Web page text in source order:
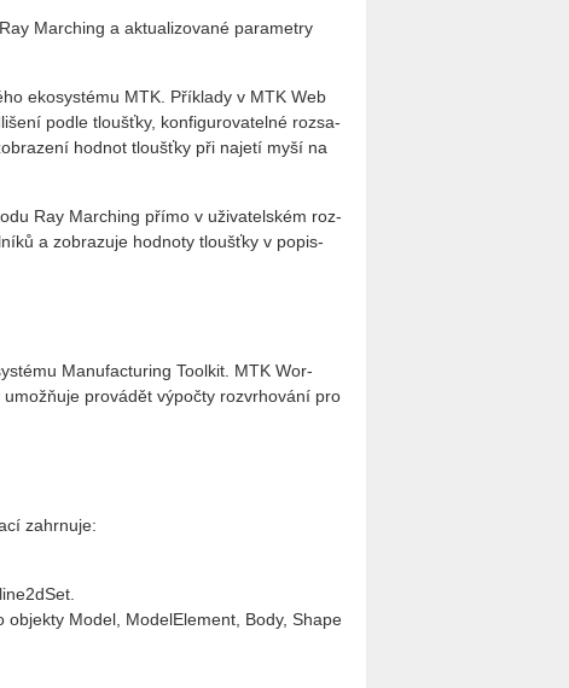
Mar­ching a ak­tu­a­li­zo­va­né pa­ra­me­t­ry
eko­sys­té­mu MTK. Pří­kla­dy v MTK Web
podle tloušť­ky, kon­fi­gu­ro­va­tel­né roz­sa­
hod­not tloušť­ky při na­je­tí myší na
Ray Mar­ching přímo v uži­va­tel­ském roz­
a zob­ra­zu­je hod­no­ty tloušť­ky v po­pis­
Ma­nu­factu­ring Tool­kit. MTK Wor­
pro­vá­dět vý­po­čty roz­vr­ho­vá­ní pro
za­hr­nu­je:
Model, Mo­del­Ele­ment, Body, Shape